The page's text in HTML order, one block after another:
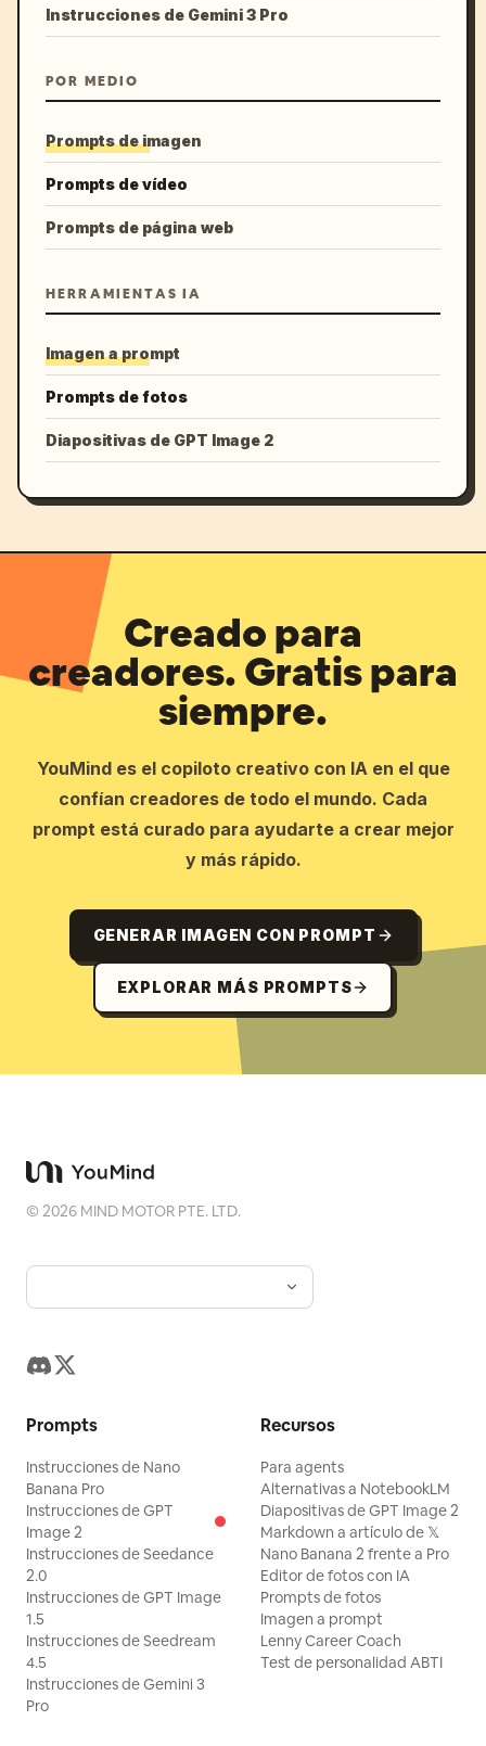
Instrucciones de Gemini 3 Pro
POR MEDIO
Prompts de imagen
Prompts de vídeo
Prompts de página web
HERRAMIENTAS IA
Imagen a prompt
Prompts de fotos
Diapositivas de GPT Image 2
Creado para
creadores. Gratis para
siempre.
YouMind es el copiloto creativo con IA en el que
confían creadores de todo el mundo. Cada
prompt está curado para ayudarte a crear mejor
y más rápido.
GENERAR IMAGEN CON PROMPT
EXPLORAR MÁS PROMPTS
©2026 MIND MOTOR PTE. LTD.
Prompts
Instrucciones de Nano
Banana Pro
Instrucciones de GPT
Image 2
Instrucciones de Seedance
2.0
Instrucciones de GPT Image
1.5
Instrucciones de Seedream
4.5
Instrucciones de Gemini 3
Pro
Recursos
Para agents
Alternativas a NotebookLM
Diapositivas de GPT Image 2
Markdown a artículo de 𝕏
Nano Banana 2 frente a Pro
Editor de fotos con IA
Prompts de fotos
Imagen a prompt
Lenny Career Coach
Test de personalidad ABTI